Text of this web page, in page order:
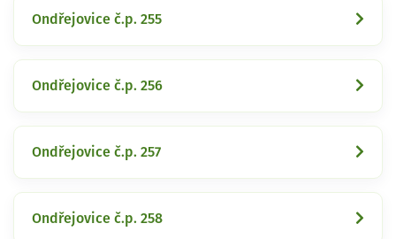
Ondřejovice č.p. 255
Ondřejovice č.p. 256
Ondřejovice č.p. 257
Ondřejovice č.p. 258